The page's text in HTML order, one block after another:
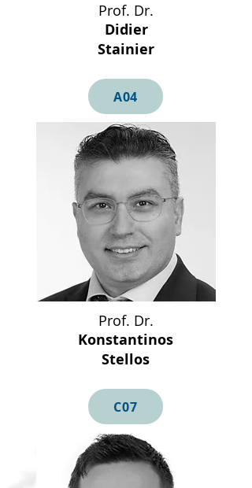
Prof. Dr.
Didier
Stainier
A04
Prof. Dr.
Konstantinos
Stellos
C07